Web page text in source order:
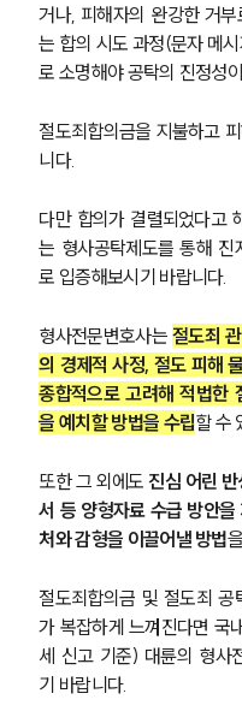
법
대륜
대륜
거나, 피해자의 완강한 거
는 합의 시도 과정(문자 메
로 소명해야 공탁의 진정성
절도죄합의금을 지불하고
니다.
다만 합의가 결렬되었다고
는 형사공탁제도를 통해
로 입증해보시기 바랍니다.
형사전문변호사는 절도죄
의 경제적 사정, 절도 피해
종합적으로 고려해 적법한
을 예치할 방법을 수립할 수
또한 그 외에도 진심 어린
서 등 양형자료 수급 방안
처와 감형을 이끌어낼 방법
절도죄합의금 및 절도죄
가 복잡하게 느껴진다면 국
세 신고 기준) 대륜의 형사
기 바랍니다.